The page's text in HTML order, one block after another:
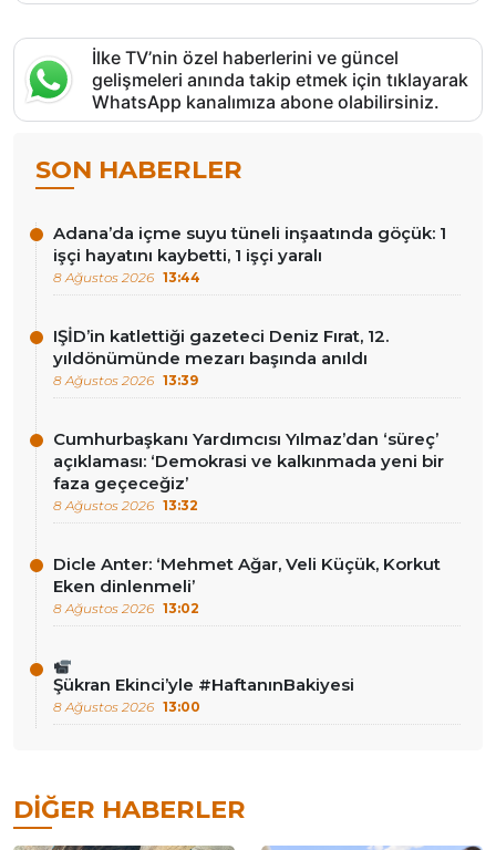
İlke TV’nin özel haberlerini ve güncel
gelişmeleri anında takip etmek için tıklayarak
WhatsApp kanalımıza abone olabilirsiniz.
SON HABERLER
Adana’da içme suyu tüneli inşaatında göçük: 1
işçi hayatını kaybetti, 1 işçi yaralı
8 Ağustos 2026 13:44
IŞİD’in katlettiği gazeteci Deniz Fırat, 12.
yıldönümünde mezarı başında anıldı
8 Ağustos 2026 13:39
Cumhurbaşkanı Yardımcısı Yılmaz’dan ‘süreç’
açıklaması: ‘Demokrasi ve kalkınmada yeni bir
faza geçeceğiz’
8 Ağustos 2026 13:32
Dicle Anter: ‘Mehmet Ağar, Veli Küçük, Korkut
Eken dinlenmeli’
8 Ağustos 2026 13:02
Şükran Ekinci’yle #HaftanınBakiyesi
8 Ağustos 2026 13:00
DIĞER HABERLER